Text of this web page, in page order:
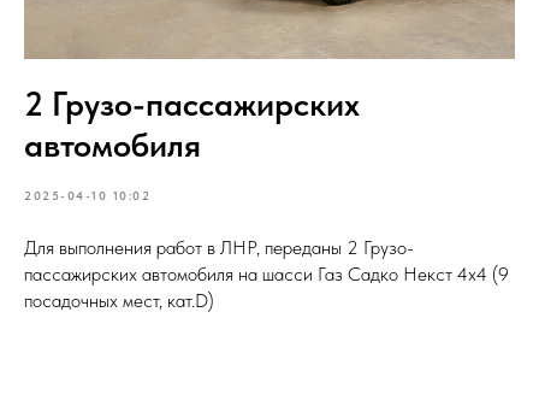
2 Грузо-пассажирских
автомобиля
2025-04-10 10:02
Для выполнения работ в ЛНР, переданы 2 Грузо-
пассажирских автомобиля на шасси Газ Садко Некст 4х4 (9
посадочных мест, кат.D)